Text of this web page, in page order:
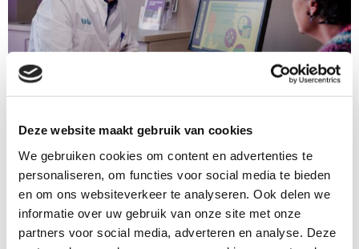
Deze website maakt gebruik van cookies
We gebruiken cookies om content en advertenties te
personaliseren, om functies voor social media te bieden
en om ons websiteverkeer te analyseren. Ook delen we
informatie over uw gebruik van onze site met onze
partners voor social media, adverteren en analyse. Deze
Samen beslissen
je arts of verpleegkundig specialist. Vertel wat jij
Meer informatie
Lees
meer
Meer